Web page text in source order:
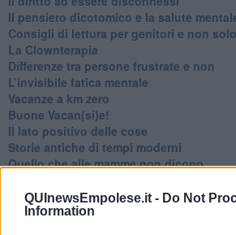
QUInewsEmpolese.it - Do Not
Information
​Il pensiero dicotomico e la salute
​Consigli di lettura per genitori e non solo
​La Clownterapia
​Differenze tra persone frustrate e non
L’invisibile fatica mentale
Vacanze a km zero
​Buone Vacan(si)e!
​Il lato positivo delle cose
​Storie antiche di tempi moderni
​Quello che alle mamme non dicono
Homo imbecillis
​4 anni di Blog